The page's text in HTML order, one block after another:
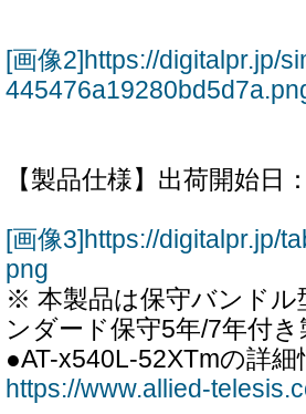
[画像2]https://digitalpr.jp/
【製品仕様】出荷開始日
[画像3]https://digitalpr.jp/
png
※ 本製品は保守バンド
ンダード保守5年/7年付
●AT-x540L-52XTmの詳
https://www.allied-